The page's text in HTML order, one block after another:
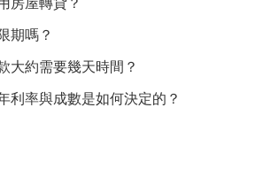
期嗎？
大約需要幾天時間？
利率與成數是如何決定的？